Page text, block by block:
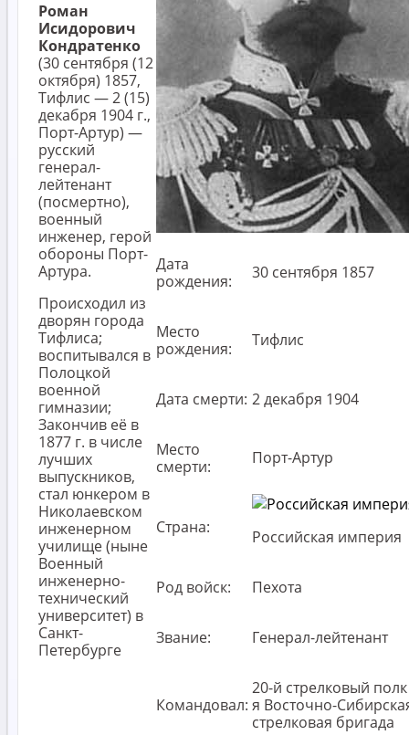
Дата
рождения:
30 сентября 1857
Место
рождения:
Тифлис
Дата смерти: 2 декабря 1904
Место
смерти:
Порт-Артур
Страна: Российская империя
Род войск: Пехота
Звание: Генерал-лейтенант
Командовал:
20-й стрелковый
я Восточно-
стрелковая бригада
Роман
Исидорович
Кондратенко
(30 сентября (12
октября) 1857,
Тифлис — 2 (15)
декабря 1904 г.,
Порт-Артур) —
русский
генерал-
лейтенант
(посмертно),
военный
инженер, герой
обороны Порт-
Артура.
Происходил из
дворян города
Тифлиса;
воспитывался в
Полоцкой
военной
гимназии;
Закончив её в
1877 г. в числе
лучших
выпускников,
стал юнкером в
Николаевском
инженерном
училище (ныне
Военный
инженерно-
технический
университет) в
Санкт-
Петербурге